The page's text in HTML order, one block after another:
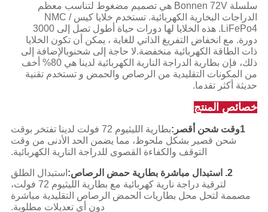
سلسلة Bonnen 72V هي تصميم مضغوط لتناسب معظم
الدراجات البخارية الكهربائية. تستخدم خلايا كيس NMC /
LiFePo4. هذه الخلايا لها دورات حياة أطول تصل إلى 3000
دورة. مع انخفاض التفريغ الذاتي للغاية ، يمكن أن تكون الخلايا
ذات الطاقة الكهربائية منخفضة.لا حاجة إلى شحنوبالإضافة إلى
ذلك، فإن بطارية الدراجة النارية الكهربائية لدينا هي 80% أخف
من المكونات التقليدية من الرصاص والحمض و تستخدم تقنية
حديثة أكثر تقدما.
خصائص المنتج
1وقت شحن أقصر:
بطارية الليثيوم 72 فولت لدينا تفتخر بوقت
شحن قصير بشكل ملحوظ، مما يضمن الحد الأدنى من وقت
التوقف والكفاءة القصوى للدراجة النارية الكهربائية.
2. استبدال مباشرة بطارية حمض الرصاص:
استبدال الطلق
لترقية دراجة نارية كهربائية مع بطارية الليثيوم 72 فولت،
مصممة لتحل محل بطاريات الحمض الرصاص التقليدية مباشرة
دون أي تعديلات مطلوبة.